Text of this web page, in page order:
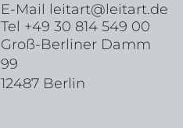
E-Mail leitart@leitart.de
Tel +49 30 814 549 00
Groß-Berliner Damm
99
12487 Berlin